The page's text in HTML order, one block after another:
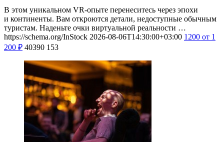
В этом уникальном VR-опыте перенеситесь через эпохи
и континенты. Вам откроются детали, недоступные обычным
туристам. Наденьте очки виртуальной реальности …
https://schema.org/InStock 2026-08-06T14:30:00+03:00 1200 от 1
200 ₽ 40390 153